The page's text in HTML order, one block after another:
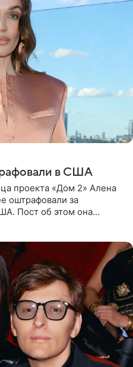
в США
проекта «Дом 2» Алена
оштрафовали за
Пост об этом она